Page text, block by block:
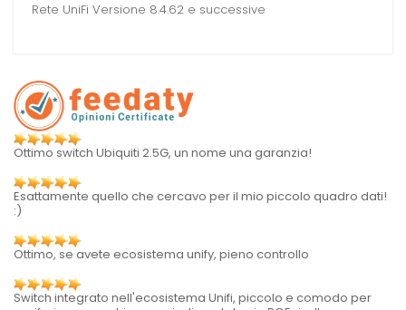
Rete UniFi Versione 8.4.62 e successive
Ottimo switch Ubiquiti 2.5G, un nome una garanzia!
Esattamente quello che cercavo per il mio piccolo quadro dati!
:)
Ottimo, se avete ecosistema unify, pieno controllo
Switch integrato nell'ecosistema Unifi, piccolo e comodo per